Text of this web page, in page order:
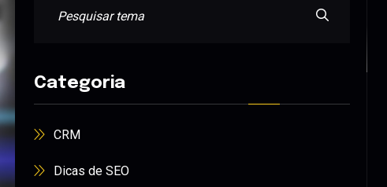
Categoria
CRM
Dicas de SEO